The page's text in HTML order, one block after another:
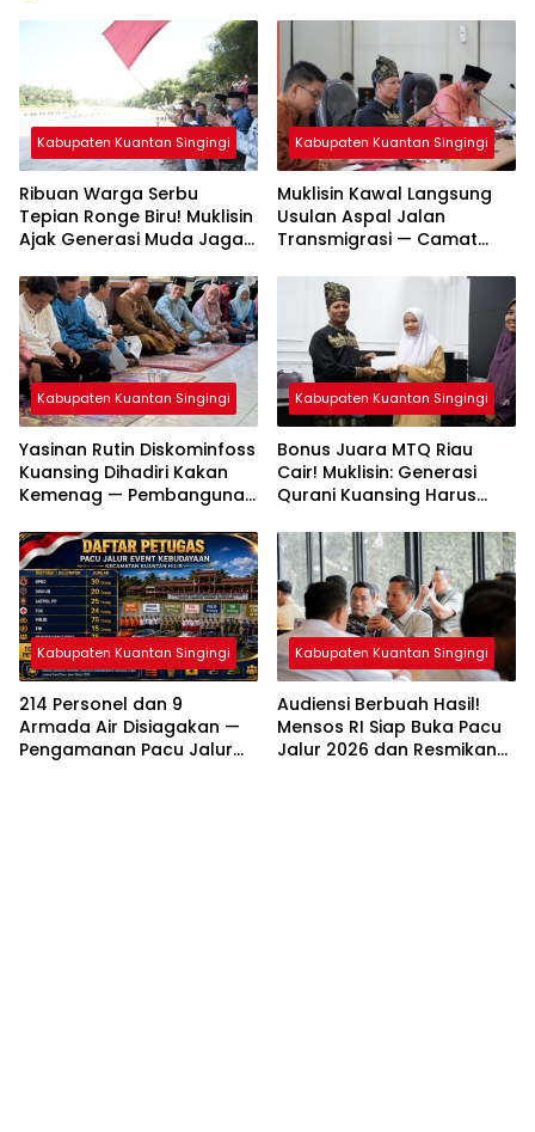
Kabupaten Kuantan Singingi
Ribuan Warga Serbu
Tepian Ronge Biru! Muklisin
Ajak Generasi Muda Jaga
Kabupaten Kuantan Singingi
Muklisin Kawal Langsung
Usulan Aspal Jalan
Transmigrasi — Camat
Kabupaten Kuantan Singingi
Yasinan Rutin Diskominfoss
Kuansing Dihadiri Kakan
Kemenag — Pembangunan
Kabupaten Kuantan Singingi
Bonus Juara MTQ Riau
Cair! Muklisin: Generasi
Qurani Kuansing Harus
Kabupaten Kuantan Singingi
214 Personel dan 9
Armada Air Disiagakan —
Pengamanan Pacu Jalur
Kabupaten Kuantan Singingi
Audiensi Berbuah Hasil!
Mensos RI Siap Buka Pacu
Jalur 2026 dan Resmikan